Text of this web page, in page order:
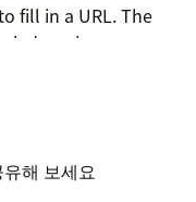
fill in a URL. The
domain.
해 보세요